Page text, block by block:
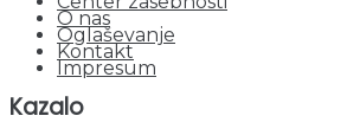
O nas
Oglaševanje
Kontakt
Impresum
Kazalo